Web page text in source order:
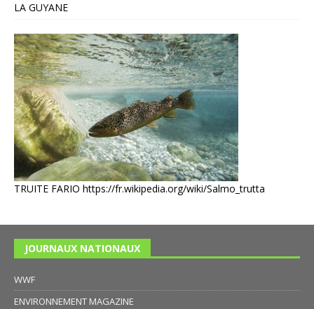
LA GUYANE
TRUITE FARIO https://fr.wikipedia.org/wiki/Salmo_trutta
JOURNAUX NATIONAUX
WWF
ENVIRONNEMENT MAGAZINE